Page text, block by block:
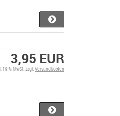
3,95 EUR
19 % MwSt. zzgl.Versandkosten